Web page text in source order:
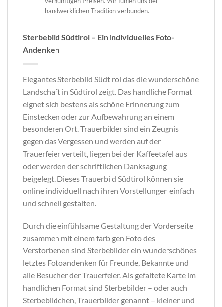
handwerklichen Tradition verbunden.
Sterbebild Südtirol – Ein individuelles Foto-
Andenken
Elegantes Sterbebild Südtirol das die wunderschöne
Landschaft in Südtirol zeigt. Das handliche Format
eignet sich bestens als schöne Erinnerung zum
Einstecken oder zur Aufbewahrung an einem
besonderen Ort. Trauerbilder sind ein Zeugnis
gegen das Vergessen und werden auf der
Trauerfeier verteilt, liegen bei der Kaffeetafel aus
oder werden der schriftlichen Danksagung
beigelegt. Dieses Trauerbild Südtirol können sie
online individuell nach ihren Vorstellungen einfach
und schnell gestalten.
Durch die einfühlsame Gestaltung der Vorderseite
zusammen mit einem farbigen Foto des
Verstorbenen sind Sterbebilder ein wunderschönes
letztes Fotoandenken für Freunde, Bekannte und
alle Besucher der Trauerfeier. Als gefaltete Karte im
handlichen Format sind Sterbebilder – oder auch
Sterbebildchen, Trauerbilder genannt – kleiner und